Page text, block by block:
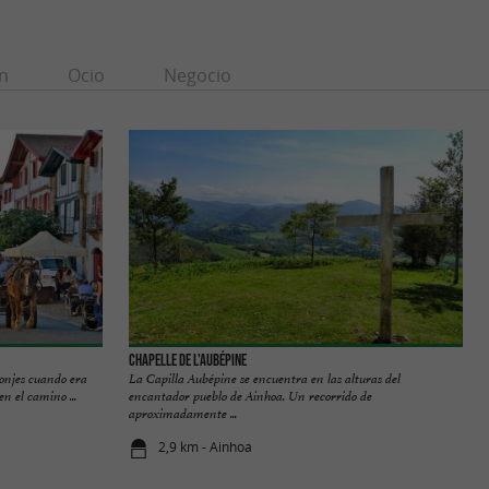
Ocio Negocio
cuando era
el camino ...
Chapelle de l'Aubépine
La Capilla Aubépine se encuentra en las alturas del
encantador pueblo de Ainhoa. Un recorrido de
aproximadamente ...
2,9 km - Ainhoa